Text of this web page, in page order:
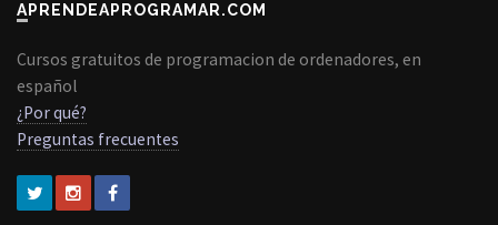
APRENDEAPROGRAMAR.COM
Cursos gratuitos de programacion de ordenadores, en
español
¿Por qué?
Preguntas frecuentes